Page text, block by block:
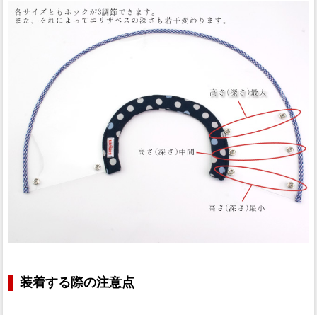
装着する際の注意点